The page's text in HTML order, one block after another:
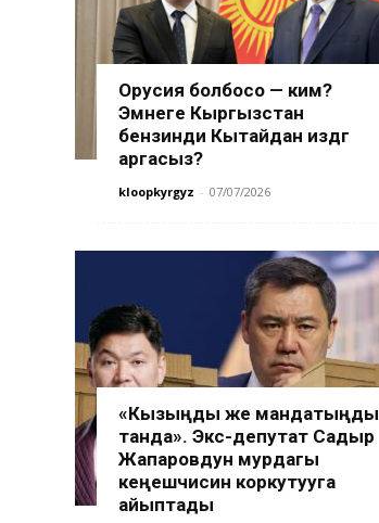
Орусия болбосо — ким?
Эмнеге Кыргызстан
бензинди Кытайдан издөөгө
аргасыз?
kloopkyrgyz - 07/07/2026
«Кызыңды же мандатыңды
танда». Экс-депутат Садыр
Жапаровдун мурдагы
кеңешчисин коркутууга
айыптады